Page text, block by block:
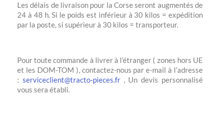
Les délais de livraison pour la Corse seront augmentés de
24 à 48 h. Si le poids est inférieur à 30 kilos = expédition
par la poste, si supérieur à 30 kilos = transporteur.
Pour toute commande à livrer à l’étranger ( zones hors UE
et les DOM-TOM ), contactez-nous par e-mail à l’adresse
: serviceclient@tracto-pieces.fr, Un devis personnalisé
vous sera établi.